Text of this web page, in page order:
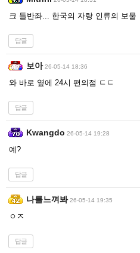
크 들반좌... 한국의 자랑 인류의 보물
답글
보아 26-05-14 18:36
와 바로 옆에 24시 편의점 ㄷㄷ
답글
Kwangdo 26-05-14 19:28
예?
답글
나를느껴봐 26-05-14 19:35
ㅇㅈ
답글